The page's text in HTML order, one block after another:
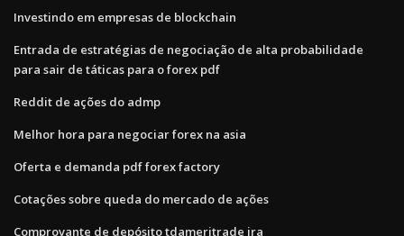
Investindo em empresas de blockchain
Entrada de estratégias de negociação de alta probabilidade
para sair de táticas para o forex pdf
Reddit de ações do admp
Melhor hora para negociar forex na asia
Oferta e demanda pdf forex factory
Cotações sobre queda do mercado de ações
Comprovante de depósito tdameritrade ira